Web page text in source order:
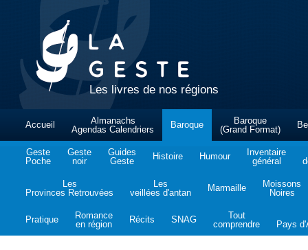
Les livres de nos régions
Accueil
Almanachs
Agendas Calendriers
Baroque
Baroque
(Grand Format)
Geste
Poche
Geste
noir
Guides
Geste
Histoire Humour
Inventaire
général
Les
Provinces Retrouvées
Les
veillées d'antan
Marmaille
Moissons
Noires
Pratique
Romance
en région
Récits SNAG
Tout
comprendre
Pays